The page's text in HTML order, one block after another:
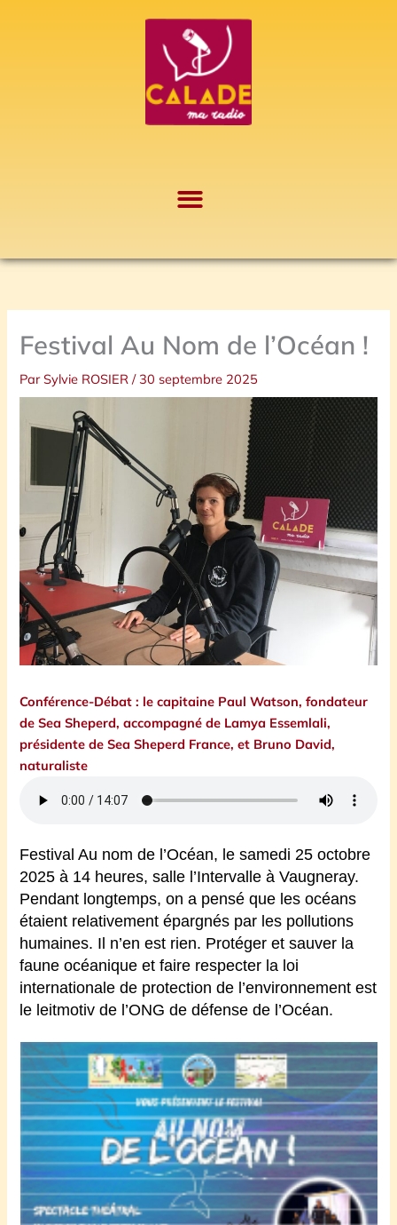
Festival Au Nom de l’Océan !
ParSylvie ROSIER/ 30 septembre 2025
Conférence-Débat : le capitaine Paul Watson, fondateur
de Sea Sheperd, accompagné de Lamya Essemlali,
présidente de Sea Sheperd France, et Bruno David,
naturaliste
Festival Au nom de l’Océan, le samedi 25 octobre
2025 à 14 heures, salle l’Intervalle à Vaugneray.
Pendant longtemps, on a pensé que les océans
étaient relativement épargnés par les pollutions
humaines. Il n’en est rien. Protéger et sauver la
faune océanique et faire respecter la loi
internationale de protection de l’environnement est
le leitmotiv de l’ONG de défense de l’Océan.